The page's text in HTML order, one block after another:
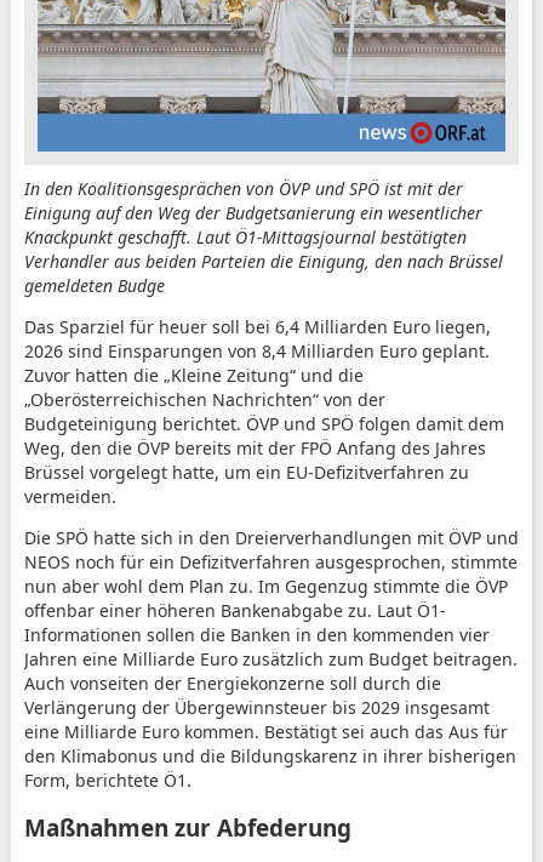
In den Koalitionsgesprächen von ÖVP und SPÖ ist mit der
Einigung auf den Weg der Budgetsanierung ein wesentlicher
Knackpunkt geschafft. Laut Ö1-Mittagsjournal bestätigten
Verhandler aus beiden Parteien die Einigung, den nach Brüssel
gemeldeten Budge
Das Sparziel für heuer soll bei 6,4 Milliarden Euro liegen,
2026 sind Einsparungen von 8,4 Milliarden Euro geplant.
Zuvor hatten die „Kleine Zeitung“ und die
„Oberösterreichischen Nachrichten“ von der
Budgeteinigung berichtet. ÖVP und SPÖ folgen damit dem
Weg, den die ÖVP bereits mit der FPÖ Anfang des Jahres
Brüssel vorgelegt hatte, um ein EU-Defizitverfahren zu
vermeiden.
Die SPÖ hatte sich in den Dreierverhandlungen mit ÖVP und
NEOS noch für ein Defizitverfahren ausgesprochen, stimmte
nun aber wohl dem Plan zu. Im Gegenzug stimmte die ÖVP
offenbar einer höheren Bankenabgabe zu. Laut Ö1-
Informationen sollen die Banken in den kommenden vier
Jahren eine Milliarde Euro zusätzlich zum Budget beitragen.
Auch vonseiten der Energiekonzerne soll durch die
Verlängerung der Übergewinnsteuer bis 2029 insgesamt
eine Milliarde Euro kommen. Bestätigt sei auch das Aus für
den Klimabonus und die Bildungskarenz in ihrer bisherigen
Form, berichtete Ö1.
Maßnahmen zur Abfederung